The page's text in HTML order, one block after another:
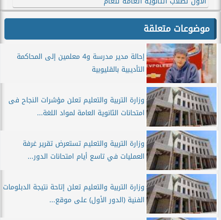
موضوعات متعلقة
إحالة مدير مدرسة و4 معلمين إلى المحاكمة
التأديبية بالقليوبية
وزارة التربية والتعليم تعلن مؤشرات النجاح فى
امتحانات الثانوية العامة لمواد اللغة...
وزارة التربية والتعليم تستعرض تقرير غرفة
العمليات في تاسع أيام امتحانات الدور...
وزارة التربية والتعليم تعلن إتاحة نتيجة الدبلومات
الفنية (الدور الأول) على موقع...